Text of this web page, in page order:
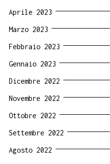
Aprile 2023
Marzo 2023
Febbraio 2023
Gennaio 2023
Dicembre 2022
Novembre 2022
Ottobre 2022
Settembre 2022
Agosto 2022